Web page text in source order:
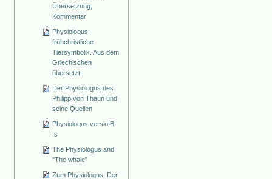
Übersetzung,
Kommentar
Physiologus:
frühchristliche
Tiersymbolik. Aus dem
Griechischen
übersetzt
Der Physiologus des
Philipp von Thaün und
seine Quellen
Physiologus versio B-
Is
The Physiologus and
"The whale"
Zum Physiologus. Der